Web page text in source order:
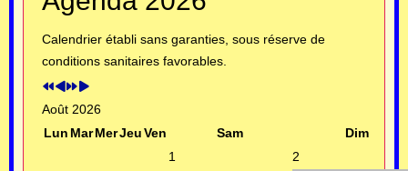
Calendrier établi sans garanties, sous réserve de
conditions sanitaires favorables.
précédente
précédent
suivante
suivant
Août 2026
Lun MarMerJeuVen Sam
Dim
1
2